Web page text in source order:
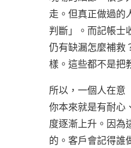
走。但真正做過的
判斷」。而記帳士
仍有缺漏怎麼補救
樣。這些都不是把
所以，一個人在意
你本來就是有耐心
度逐漸上升。因為
的。客戶會記得誰